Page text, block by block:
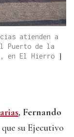
atienden a
Puerto de la
en El Hierro
|
, Fernando
su Ejecutivo